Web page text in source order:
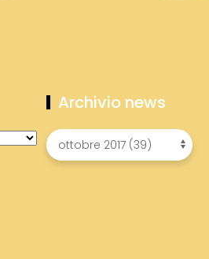
Archivio news